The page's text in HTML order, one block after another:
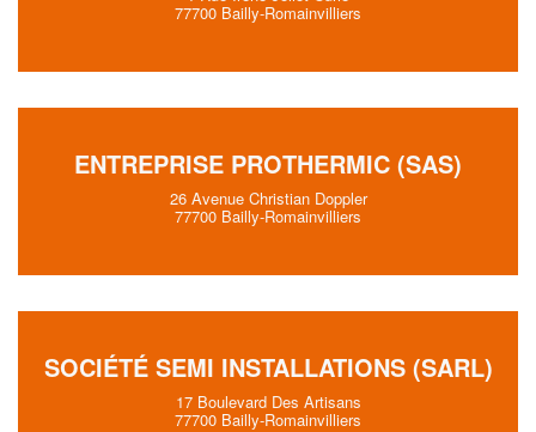
77700 Bailly-Romainvilliers
ENTREPRISE PROTHERMIC (SAS)
26 Avenue Christian Doppler
77700 Bailly-Romainvilliers
SOCIÉTÉ SEMI INSTALLATIONS (SARL)
17 Boulevard Des Artisans
77700 Bailly-Romainvilliers